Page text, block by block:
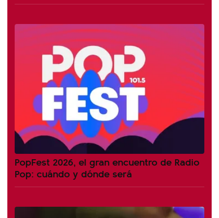
PopFest 2026, el gran encuentro de Radio
Pop: cuándo y dónde será